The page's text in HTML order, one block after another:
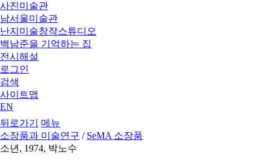
사진미술관
남서울미술관
난지미술창작스튜디오
백남준을 기억하는 집
전시해설
로그인
검색
사이트맵
EN
뒤로가기
메뉴
소장품과 미술연구 / SeMA 소장품
소년, 1974, 박노수